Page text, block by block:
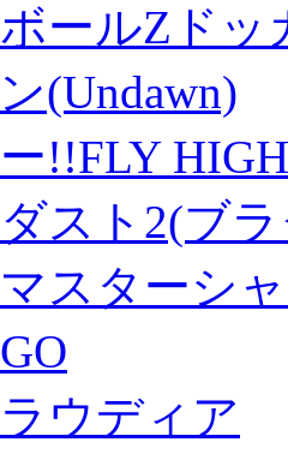
ールZド
(Undawn)
!!FLY HIGH
スト2(ブ
スターシ
ウディア